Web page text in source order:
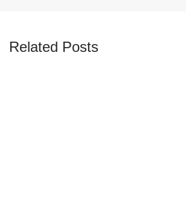
Related Posts